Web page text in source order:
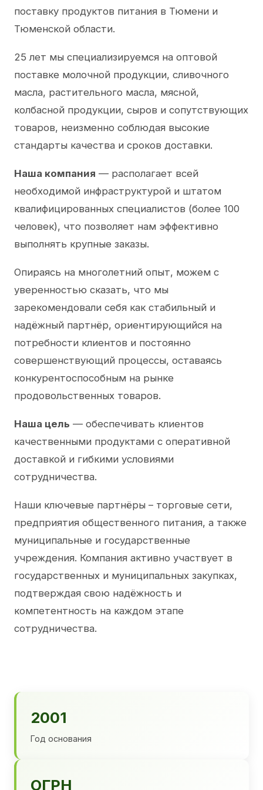
поставку продуктов питания в Тюмени и
Тюменской области.
25 лет мы специализируемся на оптовой
поставке молочной продукции, сливочного
масла, растительного масла, мясной,
колбасной продукции, сыров и сопутствующих
товаров, неизменно соблюдая высокие
стандарты качества и сроков доставки.
Наша компания — располагает всей
необходимой инфраструктурой и штатом
квалифицированных специалистов (более 100
человек), что позволяет нам эффективно
выполнять крупные заказы.
Опираясь на многолетний опыт, можем с
уверенностью сказать, что мы
зарекомендовали себя как стабильный и
надёжный партнёр, ориентирующийся на
потребности клиентов и постоянно
совершенствующий процессы, оставаясь
конкурентоспособным на рынке
продовольственных товаров.
Наша цель — обеспечивать клиентов
качественными продуктами с оперативной
доставкой и гибкими условиями
сотрудничества.
Наши ключевые партнёры – торговые сети,
предприятия общественного питания, а также
муниципальные и государственные
учреждения. Компания активно участвует в
государственных и муниципальных закупках,
подтверждая свою надёжность и
компетентность на каждом этапе
сотрудничества.
2001
Год основания
ОГРН